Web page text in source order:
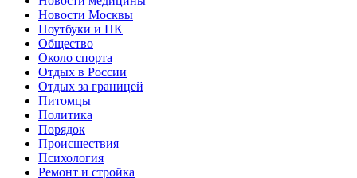
Новости Москвы
Ноутбуки и ПК
Общество
Около спорта
Отдых в России
Отдых за границей
Питомцы
Политика
Порядок
Происшествия
Психология
Ремонт и стройка